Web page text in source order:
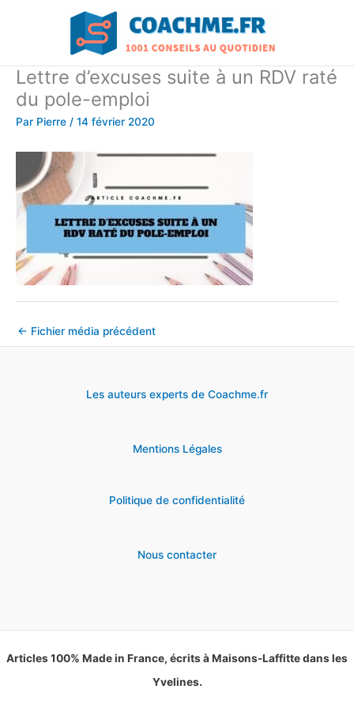
Lettre d’excuses suite à un RDV raté
du pole-emploi
Par Pierre / 14 février 2020
← Fichier média précédent
Les auteurs experts de Coachme.fr
Mentions Légales
Politique de confidentialité
Nous contacter
Articles 100% Made in France, écrits à Maisons-Laffitte dans les
Yvelines.